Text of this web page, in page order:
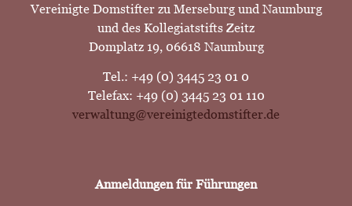
Vereinigte Domstifter zu Merseburg und Naumburg
und des Kollegiatstifts Zeitz
Domplatz 19, 06618 Naumburg
Tel.: +49 (0) 3445 23 01 0
Telefax: +49 (0) 3445 23 01 110
verwaltung@vereinigtedomstifter.de
Anmeldungen für Führungen